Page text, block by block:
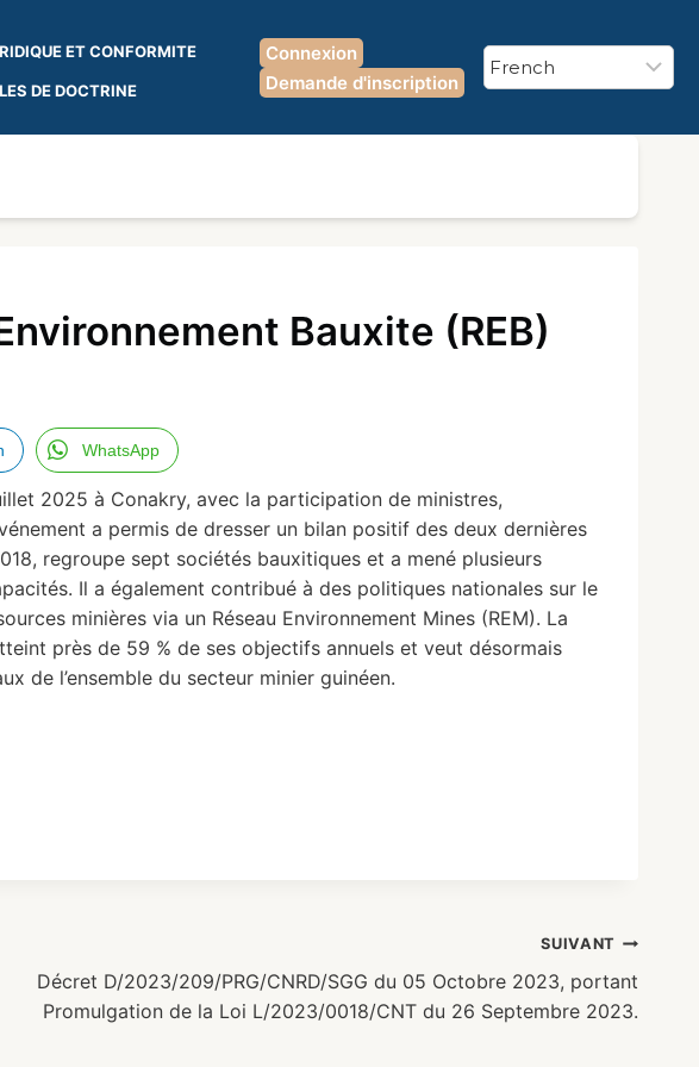
ET CONFORMITE
DE DOCTRINE
Connexion
Demande d'inscription
Bauxite (REB)
WhatsApp
2025 à Conakry, avec la participation de ministres,
a permis de dresser un bilan positif des deux dernières
regroupe sept sociétés bauxitiques et a mené plusieurs
Il a également contribué à des politiques nationales sur le
minières via un Réseau Environnement Mines (REM). La
près de 59 % de ses objectifs annuels et veut désormais
de l’ensemble du secteur minier guinéen.
SUIVANT
Décret D/2023/209/PRG/CNRD/SGG du 05 Octobre 2023, portant
Promulgation de la Loi L/2023/0018/CNT du 26 Septembre 2023.